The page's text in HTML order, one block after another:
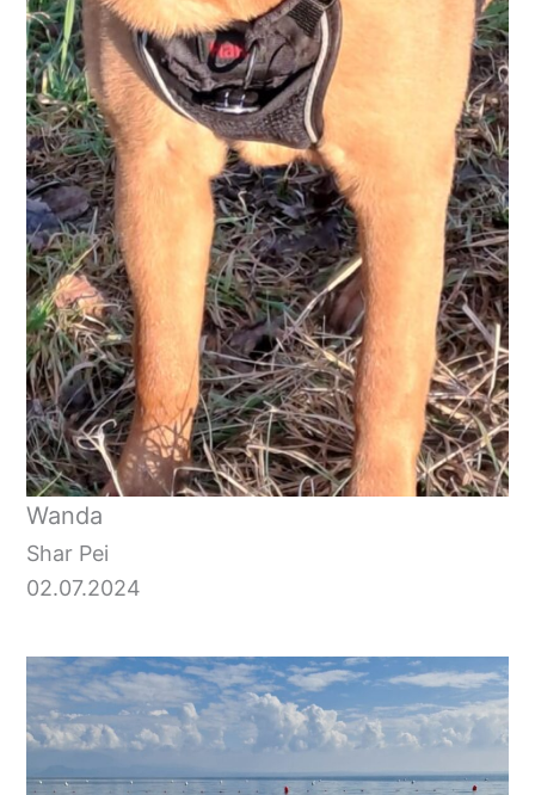
Wanda
Shar Pei
02.07.2024